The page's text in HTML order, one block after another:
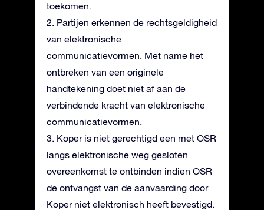
toekomen.
2. Partijen erkennen de rechtsgeldigheid
van elektronische
communicatievormen. Met name het
ontbreken van een originele
handtekening doet niet af aan de
verbindende kracht van elektronische
communicatievormen.
3. Koper is niet gerechtigd een met OSR
langs elektronische weg gesloten
overeenkomst te ontbinden indien OSR
de ontvangst van de aanvaarding door
Koper niet elektronisch heeft bevestigd.